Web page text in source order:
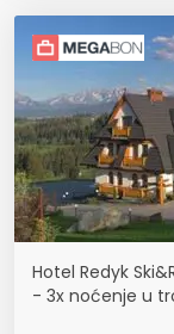
Hotel Redyk
- 3x noćenje u